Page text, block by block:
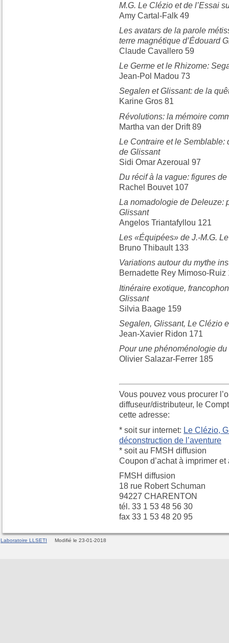
M.G. Le Clézio et de l’Essai
Amy Cartal-Falk 49
Les avatars de la parole
terre magnétique d’Édouard
Claude Cavallero 59
Le Germe et le Rhizome:
Jean-Pol Madou 73
Segalen et Glissant: de la
Karine Gros 81
Révolutions: la mémoire
Martha van der Drift 89
Le Contraire et le Semblable:
de Glissant
Sidi Omar Azeroual 97
Du récif à la vague: figures
Rachel Bouvet 107
La nomadologie de Deleuze:
Glissant
Angelos Triantafyllou 121
Les «Équipées» de J.-M.G.
Bruno Thibault 133
Variations autour du mythe
Bernadette Rey Mimoso-Ruiz
Itinéraire exotique,
Glissant
Silvia Baage 159
Segalen, Glissant, Le Clézio
Jean-Xavier Ridon 171
Pour une phénoménologie
Olivier Salazar-Ferrer 185
Vous pouvez vous procurer
diffuseur/distributeur, le
cette adresse:
* soit sur internet: Le Clézio,
déconstruction de l’aventure
* soit au FMSH diffusion
Coupon d’achat à imprimer
FMSH diffusion
18 rue Robert Schuman
94227 CHARENTON
tél. 33 1 53 48 56 30
fax 33 1 53 48 20 95
Laboratoire LLSETI Modifié le 23-01-2018